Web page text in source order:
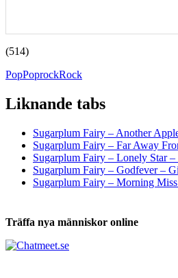
(514)
PopPoprockRock
Liknande tabs
Sugarplum Fairy – Another
Sugarplum Fairy – Far Away
Sugarplum Fairy – Lonely Star
Sugarplum Fairy – Godfever –
Sugarplum Fairy – Morning
Träffa nya människor online